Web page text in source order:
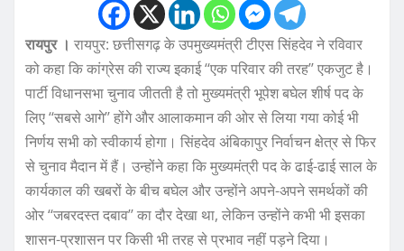
रायपुर । रायपुर: छत्तीसगढ़ के उपमुख्यमंत्री टीएस सिंहदेव ने रविवार
को कहा कि कांग्रेस की राज्य इकाई ‘‘एक परिवार की तरह’’ एकजुट है।
पार्टी विधानसभा चुनाव जीतती है तो मुख्यमंत्री भूपेश बघेल शीर्ष पद के
लिए ‘‘सबसे आगे’’ होंगे और आलाकमान की ओर से लिया गया कोई भी
निर्णय सभी को स्वीकार्य होगा। सिंहदेव अंबिकापुर निर्वाचन क्षेत्र से फिर
से चुनाव मैदान में हैं। उन्होंने कहा कि मुख्यमंत्री पद के ढाई-ढाई साल के
कार्यकाल की खबरों के बीच बघेल और उन्होंने अपने-अपने समर्थकों की
ओर ‘‘जबरदस्त दबाव’’ का दौर देखा था, लेकिन उन्होंने कभी भी इसका
शासन-प्रशासन पर किसी भी तरह से प्रभाव नहीं पड़ने दिया।